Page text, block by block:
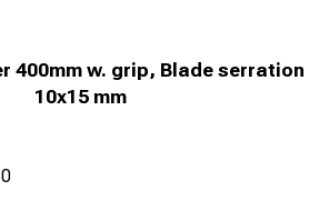
400mm w. grip, Blade serration
10x15 mm